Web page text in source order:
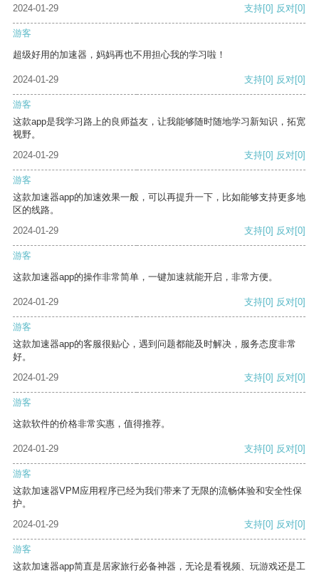
2024-01-29 支持[0] 反对[0]
游客
超级好用的加速器，妈妈再也不用担心我的学习啦！
2024-01-29 支持[0] 反对[0]
游客
这款app是我学习路上的良师益友，让我能够随时随地学习新知识，拓宽
视野。
2024-01-29
支持[0] 反对[0]
游客
这款加速器app的加速效果一般，可以再提升一下，比如能够支持更多地
区的线路。
2024-01-29
支持[0] 反对[0]
游客
这款加速器app的操作非常简单，一键加速就能开启，非常方便。
2024-01-29 支持[0] 反对[0]
游客
这款加速器app的客服很贴心，遇到问题都能及时解决，服务态度非常
好。
2024-01-29
支持[0] 反对[0]
游客
这款软件的价格非常实惠，值得推荐。
2024-01-29 支持[0] 反对[0]
游客
这款加速器VPM应用程序已经为我们带来了无限的流畅体验和安全性保
护。
2024-01-29
支持[0] 反对[0]
游客
这款加速器app简直是居家旅行必备神器，无论是看视频、玩游戏还是工